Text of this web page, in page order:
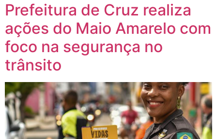
Prefeitura de Cruz realiza
ações do Maio Amarelo com
foco na segurança no
trânsito